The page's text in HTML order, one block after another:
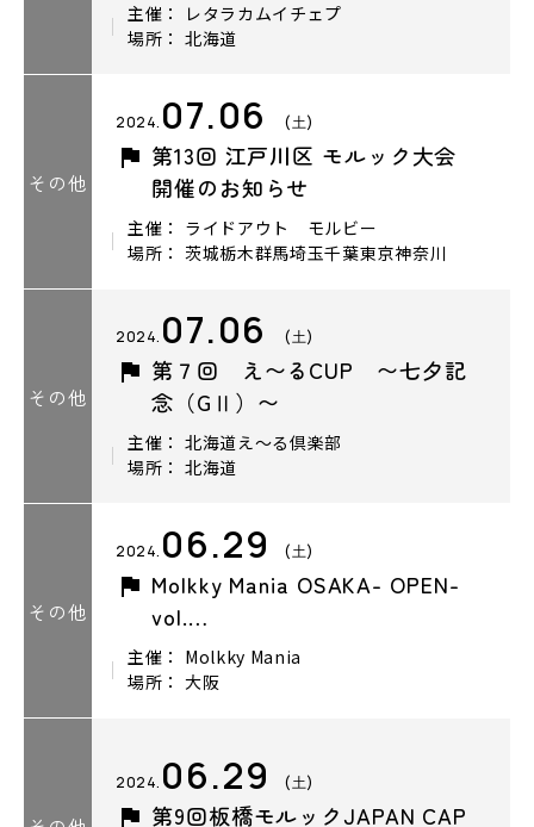
主催： レタラカムイチェプ
場所： 北海道
その他
2024. 07.06 (土)
第13回 江戸川区 モルック大会
開催のお知らせ
主催： ライドアウト モルビー
場所： 茨城栃木群馬埼玉千葉東京神奈川
その他
2024. 07.06 (土)
第７回 え〜るCUP 〜七夕記
念（GⅡ）〜
主催： 北海道え～る倶楽部
場所： 北海道
その他
2024. 06.29 (土)
Molkky Mania OSAKA- OPEN-
vol.…
主催： Molkky Mania
場所： 大阪
2024. 06.29 (土)
第9回板橋モルックJAPAN CAP